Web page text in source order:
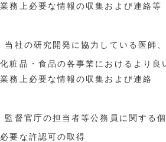
務上必要な情報の収集および連絡等
当社の研究開発に協力している医師
粧品・食品の各事業におけるより良
務上必要な情報の収集および連絡
監督官庁の担当者等公務員に関する
要な許認可の取得